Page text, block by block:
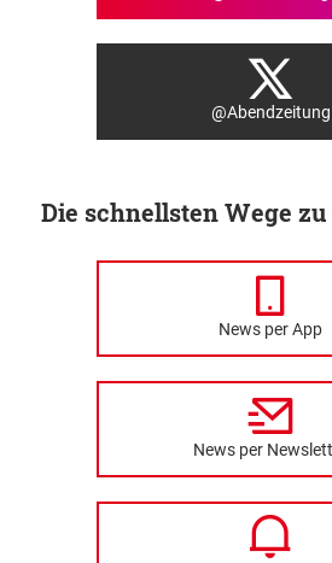
@Abendzeitung
Die schnellsten Wege
News per App
News per